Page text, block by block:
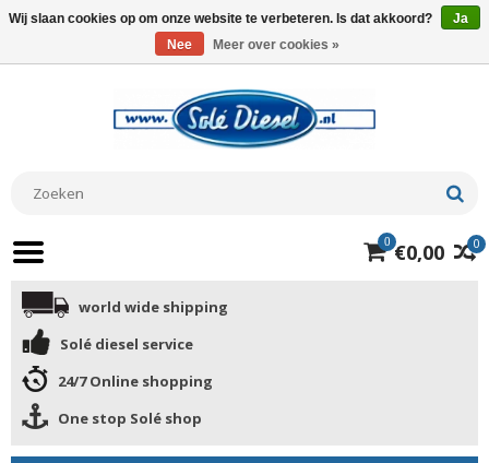
0
0 €0,00
world wide shipping
Solé diesel service
24/7 Online shopping
One stop Solé shop
Wij slaan cookies op om onze website te verbeteren. Is dat akkoord?
Ja
Nee
Meer over cookies »